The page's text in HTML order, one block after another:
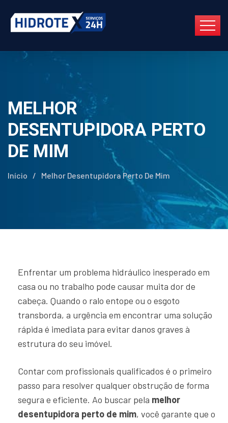
MELHOR
DESENTUPIDORA PERTO
DE MIM
Início / Melhor Desentupidora Perto De Mim
Enfrentar um problema hidráulico inesperado em
casa ou no trabalho pode causar muita dor de
cabeça. Quando o ralo entope ou o esgoto
transborda, a urgência em encontrar uma solução
rápida é imediata para evitar danos graves à
estrutura do seu imóvel.
Contar com profissionais qualificados é o primeiro
passo para resolver qualquer obstrução de forma
segura e eficiente. Ao buscar pela melhor
desentupidora perto de mim, você garante que o